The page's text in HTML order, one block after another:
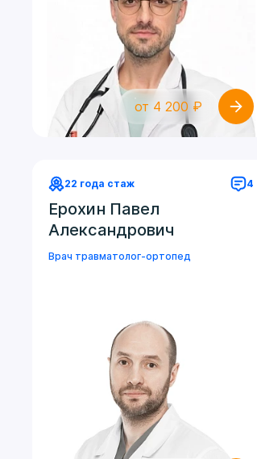
от 4 200 ₽
22 года стаж 4
Ерохин Павел
Александрович
Врач травматолог-ортопед